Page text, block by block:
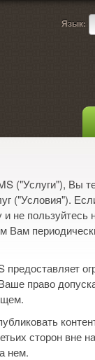
Язык:
("Услуги"), Вы
("Условия").
не
право
сторон вне
нем.